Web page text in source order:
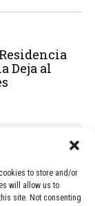
to store and/or
will allow us to
site. Not consenting
Deja al